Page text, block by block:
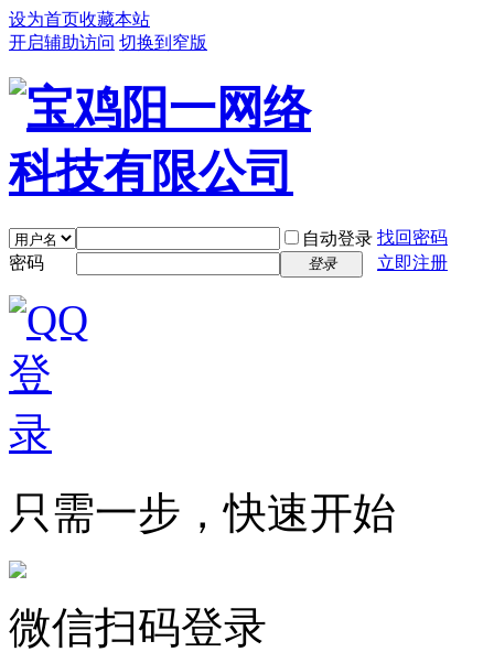
设为首页收藏本站
开启辅助访问 切换到窄版
自动登录 找回密码
密码
登录 立即注册
只需一步，快速开始
微信扫码登录